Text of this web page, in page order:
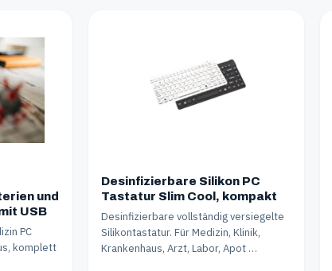
und
USB
PC
komplett
Desinfizierbare Silikon PC
Tastatur Slim Cool, kompakt
Desinfizierbare vollständig versiegelte
Silikontastatur. Für Medizin, Klinik,
Krankenhaus, Arzt, Labor, Apot …